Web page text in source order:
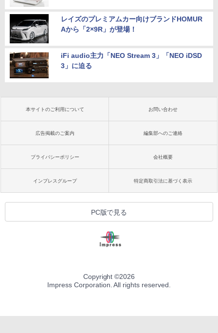
レイズのプレミアムカー向けブランドHOMUR
Aから「2×9R」が登場！
iFi audio主力「NEO Stream 3」「NEO iDSD
3」に迫る
本サイトのご利用について お問い合わせ
広告掲載のご案内 編集部へのご連絡
プライバシーポリシー 会社概要
インプレスグループ 特定商取引法に基づく表示
PC版で見る
Copyright ©2026
Impress Corporation. All rights reserved.